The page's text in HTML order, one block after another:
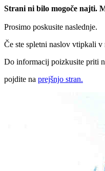
Strani ni bilo mogoče najti.
Prosimo poskusite naslednje.
Če ste spletni naslov vtipkali
Do informacij poizkusite priti
pojdite na prejšnjo stran.